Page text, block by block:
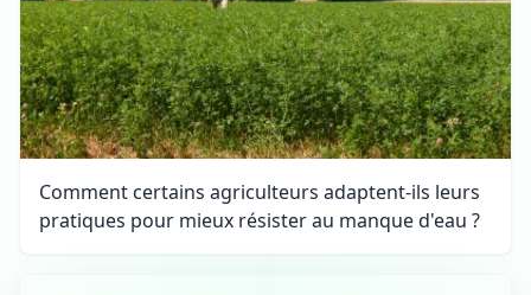
Comment certains agriculteurs adaptent-ils leurs
pratiques pour mieux résister au manque d'eau ?